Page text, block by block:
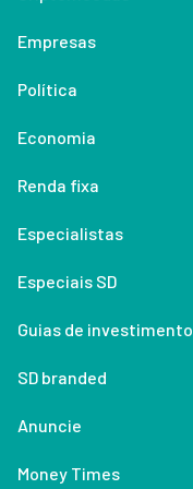
Empresas
Política
Economia
Renda fixa
Especialistas
Especiais SD
Guias de investimento
SD branded
Anuncie
Money Times